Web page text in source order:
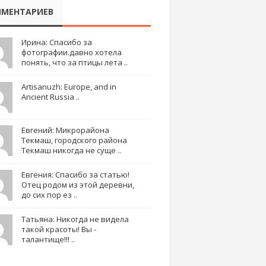
Ирина: Спасибо за
фотографии.давно хотела
понять, что за птицы лета ..
Artisanuzh: Europe, and in
Ancient Russia ..
Евгений: Микрорайона
Текмаш, городского района
Текмаш никогда не суще ..
Евгения: Спасибо за статью!
Отец родом из этой деревни,
до сих пор ез ..
Татьяна: Никогда не видела
такой красоты! Вы -
талантище!!! ..